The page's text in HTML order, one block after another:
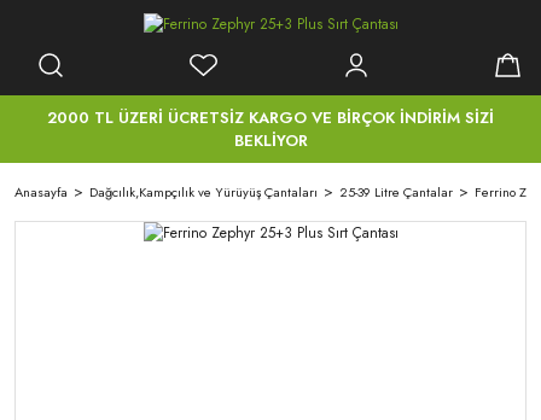
2000 TL ÜZERİ ÜCRETSİZ KARGO VE BİRÇOK İNDİRİM SİZİ
BEKLİYOR
Anasayfa Dağcılık,Kampçılık ve Yürüyüş Çantaları 25-39 Litre Çantalar Ferrino